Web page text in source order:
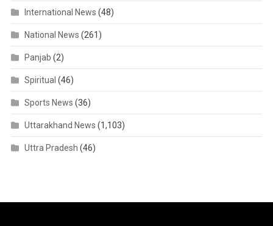
International News (48)
National News (261)
Panjab (2)
Spiritual (46)
Sports News (36)
Uttarakhand News (1,103)
Uttra Pradesh (46)